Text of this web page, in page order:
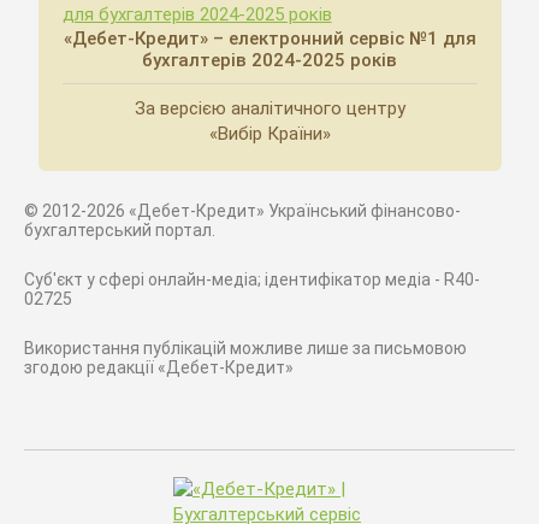
«Дебет-Кредит» – електронний сервіс №1 для
бухгалтерів 2024-2025 років
За версією аналітичного центру
«Вибір Країни»
© 2012-2026 «Дебет-Кредит» Український фінансово-
бухгалтерський портал.
Суб'єкт у сфері онлайн-медіа; ідентифікатор медіа - R40-
02725
Використання публікацій можливе лише за письмовою
згодою редакції «Дебет-Кредит»